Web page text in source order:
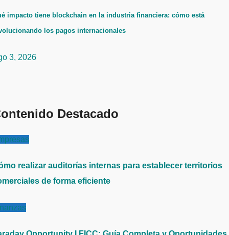
impacto tiene blockchain en la industria financiera: cómo está
los pagos internacionales
3, 2026
Destacado
realizar auditorías internas para establecer territorios
de forma eficiente